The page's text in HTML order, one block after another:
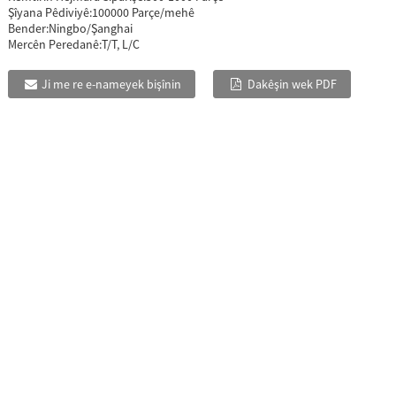
Şîyana Pêdiviyê:100000 Parçe/mehê
Bender:Ningbo/Şanghai
Mercên Peredanê:T/T, L/C
Ji me re e-nameyek bişînin Dakêşin wek PDF